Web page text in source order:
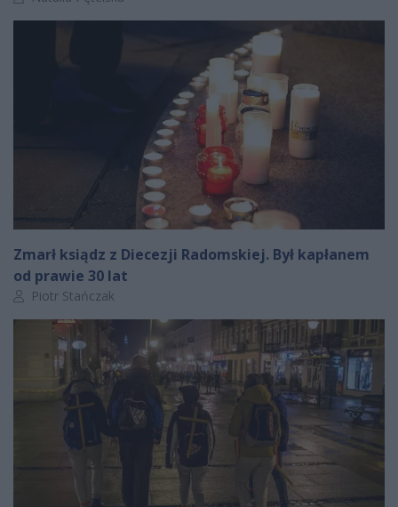
Zmarł ksiądz z Diecezji Radomskiej. Był kapłanem
od prawie 30 lat
Autor artykułu:
Piotr Stańczak